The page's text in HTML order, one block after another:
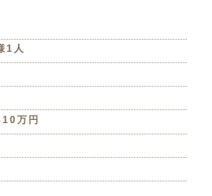
1人
万円